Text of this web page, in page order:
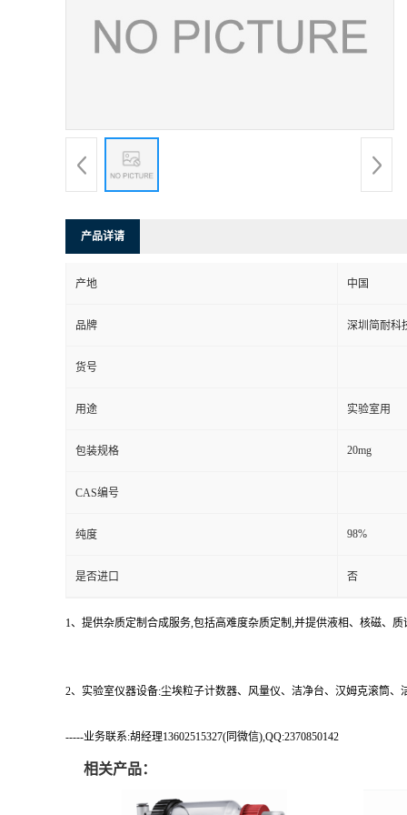
产品详请
产地 中国
品牌 深圳简耐科
货号
用途 实验室用
包装规格 20mg
CAS编号
纯度 98%
是否进口 否
1、提供杂质定制合成服务,包括高难度杂质定制,并提供液相、核磁、质
2、实验室仪器设备:尘埃粒子计数器、风量仪、洁净台、汉姆克滚筒
-----业务联系:胡经理13602515327(同微信),QQ:2370850142
相关产品：